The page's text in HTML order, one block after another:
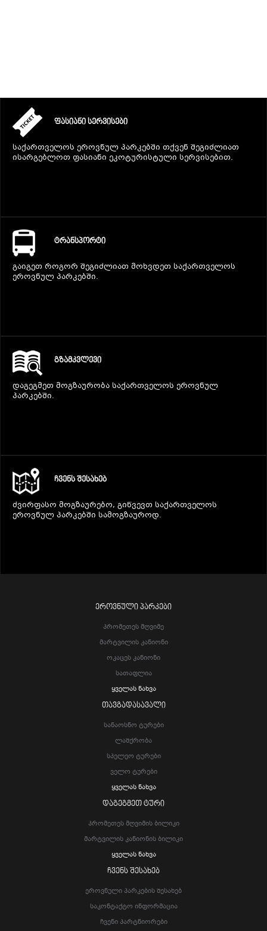
ᲤᲐᲡᲘᲐᲜᲘ ᲡᲔᲠᲕᲘᲡᲔᲑᲘ
საქართველოს ეროვნულ პარკებში თქვენ შეგიძლიათ
ისარგებლოთ ფასიანი ეკოტურისტული სერვისებით.
ᲢᲠᲐᲜᲡᲞᲝᲠᲢᲘ
გაიგეთ როგორ შეგიძლიათ მოხვდეთ საქართველოს
ეროვნულ პარკებში.
ᲒᲖᲐᲛᲙᲕᲚᲔᲕᲘ
დაგეგმეთ მოგზაურობა საქართველოს ეროვნულ
პარკებში.
ᲩᲕᲔᲜᲡ ᲨᲔᲡᲐᲮᲔᲑ
ძვირფასო მოგზაურებო, გიწვევთ საქართველოს
ეროვნულ პარკებში სამოგზაუროდ.
ᲔᲠᲝᲕᲜᲣᲚᲘ ᲞᲐᲠᲙᲔᲑᲘ
Პრომეთეს Მღვიმე
Მარტვილის Კანიონი
Ოკაცეს Კანიონი
Სათაფლია
Ყველას Ნახვა
ᲗᲐᲕᲒᲐᲓᲐᲡᲐᲕᲐᲚᲘ
Სანაოსნო Ტურები
Ლაშქრობა
Სპელეო Ტურები
Ველო Ტურები
Ყველას Ნახვა
ᲓᲐᲒᲔᲒᲛᲔᲗ ᲢᲣᲠᲘ
Პრომეთეს Მღვიმის Ბილიკი
Მარტვილის Კანიონის Ბილიკი
Ყველას Ნახვა
ᲩᲕᲔᲜᲡ ᲨᲔᲡᲐᲮᲔᲑ
Ეროვნული Პარკების Შესახებ
Საკონტაქტო Ინფორმაცია
Ჩვენი Პარტნიორები